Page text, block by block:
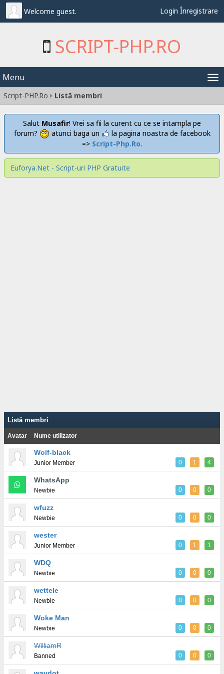
Welcome guest. Login Înregistrare
SCRIPT-PHP.RO
Menu
Script-PHP.Ro Listă membri
Salut Musafir! Vrei sa fii la curent cu ce se intampla pe
forum?
atunci baga un
la pagina noastra de facebook
=> Script-Php.Ro.
Euforya.Net - Script-uri PHP Gratuite
Listă membri
Avatar Nume utilizator
Wolf-black
Junior Member 4
1
0
WhatsApp
Newbie 0
0
0
wfuzz
Newbie 0
0
0
wester
Junior Member 1
1
0
WDQ
Newbie 0
0
0
wettele
Newbie 0
0
0
Woke Man
Newbie 0
0
0
WilliamR
Banned 0
0
0